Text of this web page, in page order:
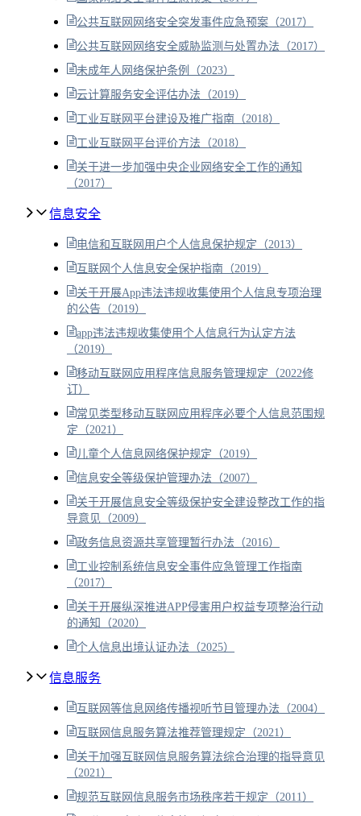
公共互联网网络安全突发事件应急预案（2017）
公共互联网网络安全威胁监测与处置办法（2017）
未成年人网络保护条例（2023）
云计算服务安全评估办法（2019）
工业互联网平台建设及推广指南（2018）
工业互联网平台评价方法（2018）
关于进一步加强中央企业网络安全工作的通知
（2017）
信息安全
电信和互联网用户个人信息保护规定（2013）
互联网个人信息安全保护指南（2019）
关于开展App违法违规收集使用个人信息专项治理
的公告（2019）
app违法违规收集使用个人信息行为认定方法
（2019）
移动互联网应用程序信息服务管理规定（2022修
订）
常见类型移动互联网应用程序必要个人信息范围规
定（2021）
儿童个人信息网络保护规定（2019）
信息安全等级保护管理办法（2007）
关于开展信息安全等级保护安全建设整改工作的指
导意见（2009）
政务信息资源共享管理暂行办法（2016）
工业控制系统信息安全事件应急管理工作指南
（2017）
关于开展纵深推进APP侵害用户权益专项整治行动
的通知（2020）
个人信息出境认证办法（2025）
信息服务
互联网等信息网络传播视听节目管理办法（2004）
互联网信息服务算法推荐管理规定（2021）
关于加强互联网信息服务算法综合治理的指导意见
（2021）
规范互联网信息服务市场秩序若干规定（2011）